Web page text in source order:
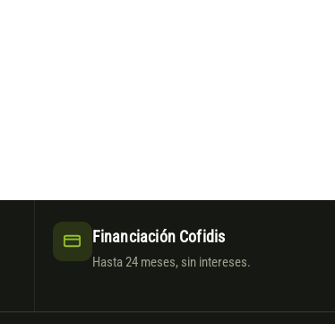
Financiación Cofidis
Hasta 24 meses, sin intereses.